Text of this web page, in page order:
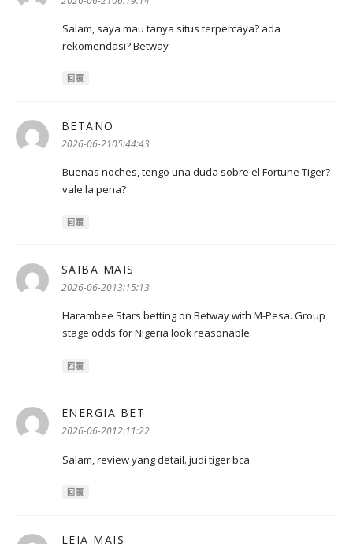
Salam, saya mau tanya situs terpercaya? ada
rekomendasi? Betway
回覆
BETANO
示:
2026-06-2105:44:43
Buenas noches, tengo una duda sobre el Fortune Tiger?
vale la pena?
回覆
SAIBA MAIS
示:
2026-06-2013:15:13
Harambee Stars betting on Betway with M-Pesa. Group
stage odds for Nigeria look reasonable.
回覆
ENERGIA BET
示:
2026-06-2012:11:22
Salam, review yang detail. judi tiger bca
回覆
LEIA MAIS